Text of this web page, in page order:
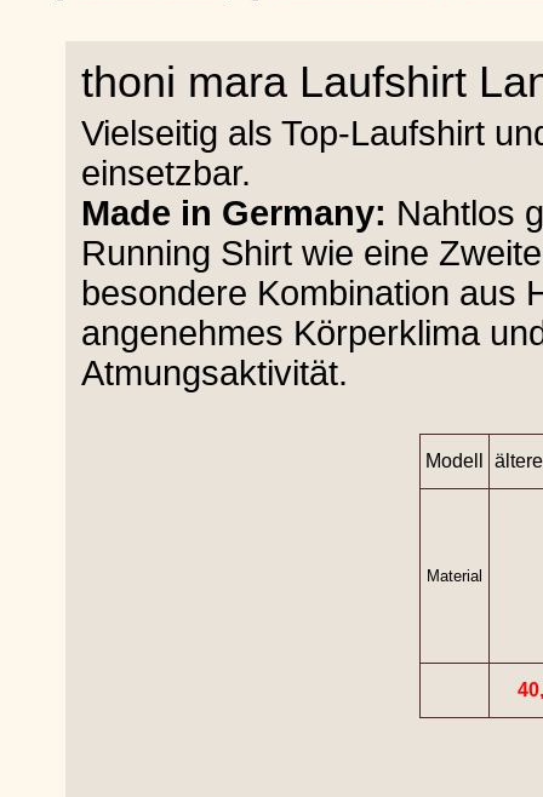
thoni mara Laufshirt
Vielseitig als Top-Laufshirt
einsetzbar.
Made in Germany: Nahtlos
Running Shirt wie eine
besondere Kombination aus
angenehmes Körperklima
Atmungsaktivität.
Modell
Material